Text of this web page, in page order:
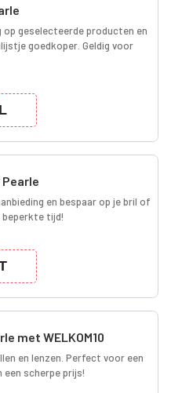
op geselecteerde producten en
goedkoper. Geldig voor
en bespaar op je bril of
beperkte tijd!
met WELKOM10
en lenzen. Perfect voor een
scherpe prijs!